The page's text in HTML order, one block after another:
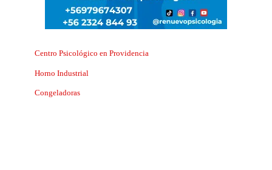
Centro Psicológico en Providencia
Horno Industrial
Congeladoras